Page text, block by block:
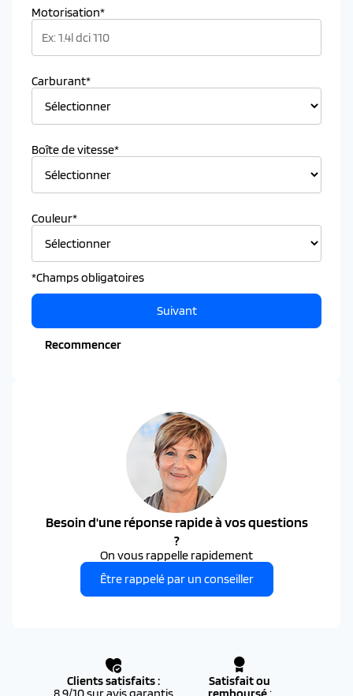
Motorisation*
Carburant*
Boîte de vitesse*
Couleur*
*Champs obligatoires
Recommencer
Suivant
Besoin d'une réponse rapide à vos questions
?
On vous rappelle rapidement
Être rappelé par un conseiller
Clients satisfaits :
Satisfait ou